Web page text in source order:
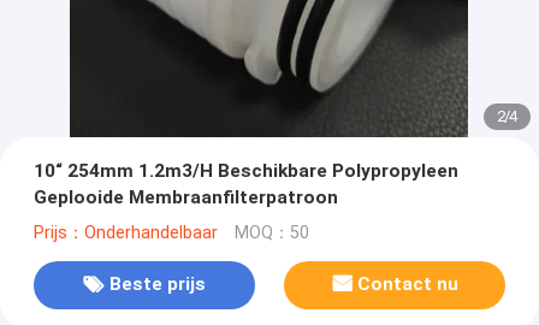
2/4
10“ 254mm 1.2m3/H Beschikbare Polypropyleen
Geplooide Membraanfilterpatroon
Prijs：Onderhandelbaar MOQ：50
Beste prijs Contact nu